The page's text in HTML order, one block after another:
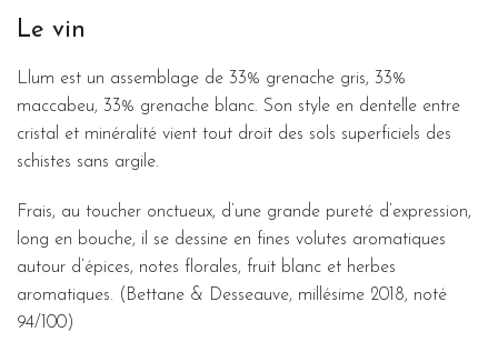
Le vin
Llum est un assemblage de 33% grenache gris, 33%
maccabeu, 33% grenache blanc. Son style en dentelle entre
cristal et minéralité vient tout droit des sols superficiels des
schistes sans argile.
Frais, au toucher onctueux, d’une grande pureté d’expression,
long en bouche, il se dessine en fines volutes aromatiques
autour d’épices, notes florales, fruit blanc et herbes
aromatiques. (Bettane & Desseauve, millésime 2018, noté
94/100)